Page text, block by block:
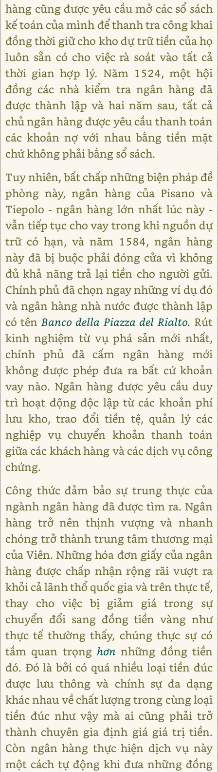
hàng cũng được yêu cầu mở các sổ sách
kế toán của mình để thanh tra công khai
đồng thời giữ cho kho dự trữ tiền của họ
luôn sẵn có cho việc rà soát vào tất cả
thời gian hợp lý. Năm 1524, một hội
đồng các nhà kiểm tra ngân hàng đã
được thành lập và hai năm sau, tất cả
chủ ngân hàng được yêu cầu thanh toán
các khoản nợ với nhau bằng tiền mặt
chứ không phải bằng sổ sách.
Tuy nhiên, bất chấp những biện pháp đề
phòng này, ngân hàng của Pisano và
Tiepolo - ngân hàng lớn nhất lúc này -
vẫn tiếp tục cho vay trong khi nguồn dự
trữ có hạn, và năm 1584, ngân hàng
này đã bị buộc phải đóng cửa vì không
đủ khả năng trả lại tiền cho người gửi.
Chính phủ đã chọn ngay những ví dụ đó
và ngân hàng nhà nước được thành lập
có tênBanco della Piazza del Rialto. Rút
kinh nghiệm từ vụ phá sản mới nhất,
chính phủ đã cấm ngân hàng mới
không được phép đưa ra bất cứ khoản
vay nào. Ngân hàng được yêu cầu duy
trì hoạt động độc lập từ các khoản phí
lưu kho, trao đổi tiền tệ, quản lý các
nghiệp vụ chuyển khoản thanh toán
giữa các khách hàng và các dịch vụ công
chứng.
Công thức đảm bảo sự trung thực của
ngành ngân hàng đã được tìm ra. Ngân
hàng trở nên thịnh vượng và nhanh
chóng trở thành trung tâm thương mại
của Viên. Những hóa đơn giấy của ngân
hàng được chấp nhận rộng rãi vượt ra
khỏi cả lãnh thổ quốc gia và trên thực tế,
thay cho việc bị giảm giá trong sự
chuyển đổi sang đồng tiền vàng như
thực tế thường thấy, chúng thực sự có
tầm quan trọng hơn những đồng tiền
đó. Đó là bởi có quá nhiều loại tiền đúc
được lưu thông và chính sự đa dạng
khác nhau về chất lượng trong cùng loại
tiền đúc như vậy mà ai cũng phải trở
thành chuyên gia định giá giá trị tiền.
Còn ngân hàng thực hiện dịch vụ này
một cách tự động khi đưa những đồng